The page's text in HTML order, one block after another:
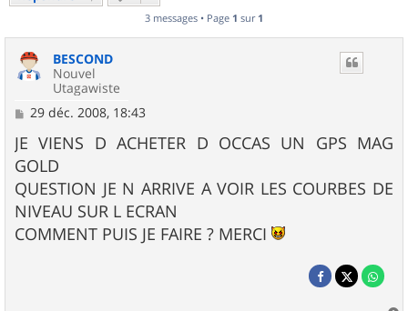
3 messages • Page 1 sur 1
BESCOND
Nouvel
Utagawiste
M
s
s
a
g
e
29 déc. 2008, 18:43
JE VIENS D ACHETER D OCCAS UN GPS MAG
GOLD
QUESTION JE N ARRIVE A VOIR LES COURBES DE
NIVEAU SUR L ECRAN
COMMENT PUIS JE FAIRE ? MERCI